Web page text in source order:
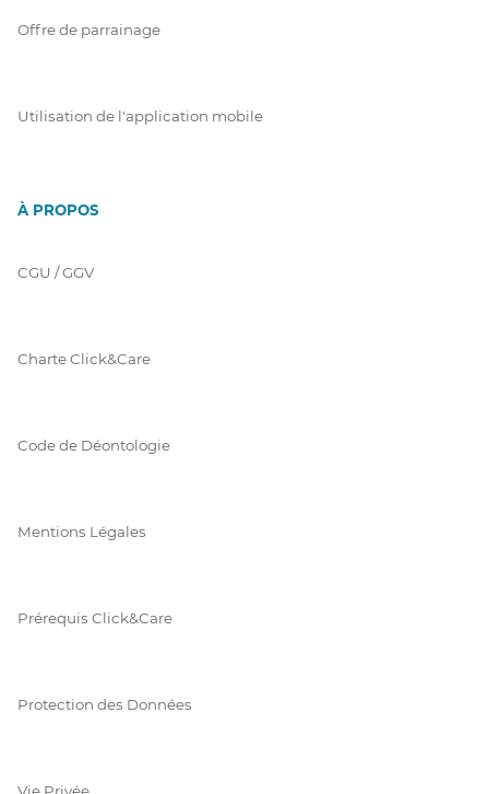
Offre de parrainage
Utilisation de l'application mobile
À PROPOS
CGU / GGV
Charte Click&Care
Code de Déontologie
Mentions Légales
Prérequis Click&Care
Protection des Données